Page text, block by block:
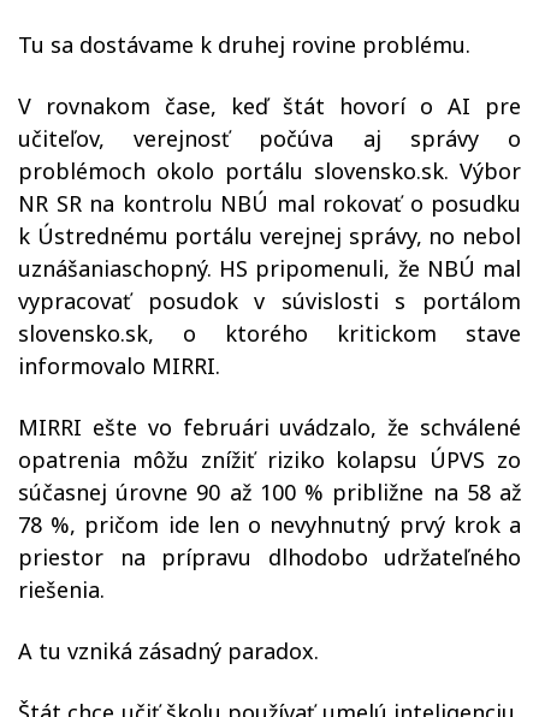
Tu sa dostávame k druhej rovine problému.
V rovnakom čase, keď štát hovorí o AI pre
učiteľov, verejnosť počúva aj správy o
problémoch okolo portálu slovensko.sk. Výbor
NR SR na kontrolu NBÚ mal rokovať o posudku
k Ústrednému portálu verejnej správy, no nebol
uznášaniaschopný. HS pripomenuli, že NBÚ mal
vypracovať posudok v súvislosti s portálom
slovensko.sk, o ktorého kritickom stave
informovalo MIRRI.
MIRRI ešte vo februári uvádzalo, že schválené
opatrenia môžu znížiť riziko kolapsu ÚPVS zo
súčasnej úrovne 90 až 100 % približne na 58 až
78 %, pričom ide len o nevyhnutný prvý krok a
priestor na prípravu dlhodobo udržateľného
riešenia.
A tu vzniká zásadný paradox.